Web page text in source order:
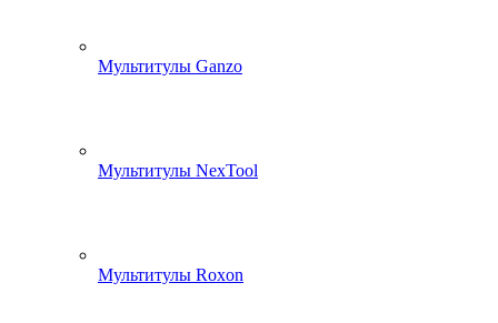
Мультитулы Ganzo
Мультитулы NexTool
Мультитулы Roxon